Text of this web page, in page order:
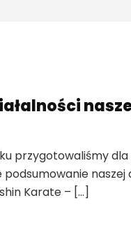
przygotowaliśmy
naszej
Karate – […]